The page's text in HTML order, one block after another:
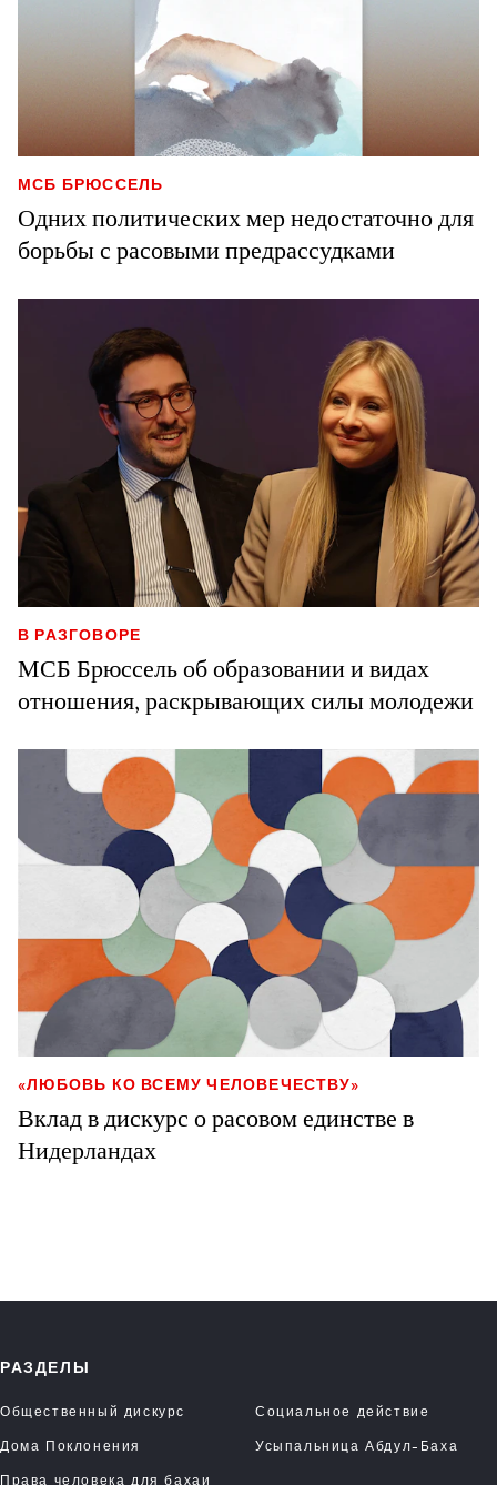
МСБ БРЮССЕЛЬ
Одних политических мер недостаточно для
борьбы с расовыми предрассудками
В РАЗГОВОРЕ
МСБ Брюссель об образовании и видах
отношения, раскрывающих силы молодежи
«ЛЮБОВЬ КО ВСЕМУ ЧЕЛОВЕЧЕСТВУ»
Вклад в дискурс о расовом единстве в
Нидерландах
РАЗДЕЛЫ
Общественный дискурс
Социальное действие
Дома Поклонения
Усыпальница Абдул-Баха
Права человека для бахаи